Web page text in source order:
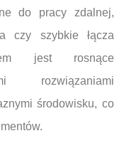
do pracy zdalnej,
czy szybkie łącza
jest rosnące
rozwiązaniami
środowisku, co